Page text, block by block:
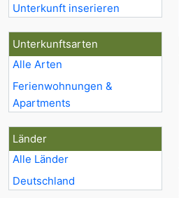
Unterkunft inserieren
Unterkunftsarten
Alle Arten
Ferienwohnungen &
Apartments
Länder
Alle Länder
Deutschland